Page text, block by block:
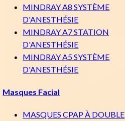
MINDRAY A8 SYSTÈME
D'ANESTHÉSIE
MINDRAY A7 STATION
D'ANESTHÉSIE
MINDRAY A5 SYSTÈME
D'ANESTHÉSIE
Masques Facial
MASQUES CPAP À DOUBLE